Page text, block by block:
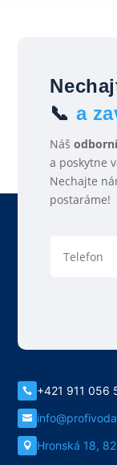
📞 a
Náš
a poskytne
Nechajte
postaráme!
 +421 911 056

 Hronská 18,